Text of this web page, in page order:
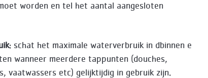
worden en tel het aantal aangesloten
: schat het maximale waterverbruik in dbinnen e
wanneer meerdere tappunten (douches,
vaatwassers etc) gelijktijdig in gebruik zijn.